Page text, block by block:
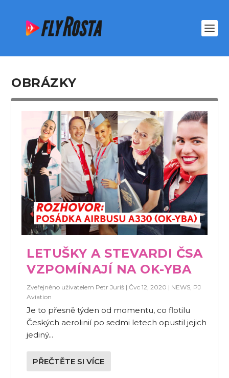
OBRÁZKY
LETUŠKY A STEVARDI ČSA
VZPOMÍNAJÍ NA OK-YBA
Zveřejněno uživatelem Petr Juriš |Čvc 12, 2020 | NEWS, PJ
Aviation
Je to přesně týden od momentu, co flotilu
Českých aerolinií po sedmi letech opustil jejich
jediný...
PŘEČTĚTE SI VÍCE